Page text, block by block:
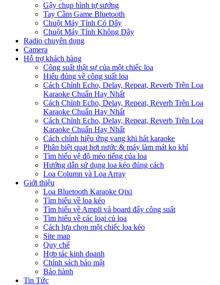
Gậy chụp hình tự sướng
Tay Cầm Game Bluetooth
Chuột Máy Tính Có Dây
Chuột Máy Tính Không Dây
Radio chuyên dụng
Camera
Hỗ trợ khách hàng
Công suất thật sự của một chiếc loa
Hiểu đúng về công suất loa
Cách Chỉnh Echo, Delay, Repeat, Reverb Trên Loa
Karaoke Chuẩn Hay Nhất
Cách Chỉnh Echo, Delay, Repeat, Reverb Trên Loa
Karaoke Chuẩn Hay Nhất
Cách Chỉnh Echo, Delay, Repeat, Reverb Trên Loa
Karaoke Chuẩn Hay Nhất
Cách chỉnh hiệu ứng vang khi hát karaoke
Phân biệt quạt hơi nước & máy làm mát ko khí
Tìm hiểu vệ độ méo tiếng của loa
Hướng dẫn sử dụng loa kéo đúng cách
Loa Column và Loa Array
Giới thiệu
Loa Bluetooth Karaoke Qixi
Tìm hiểu về loa kéo
Tìm hiểu về Ampli và board đẩy công suất
Tìm hiểu về các loại củ loa
Cách lựa chọn một chiếc loa kéo
Site map
Quy chế
Hợp tác kinh doanh
Chính sách bảo mật
Bảo hành
Tin Tức